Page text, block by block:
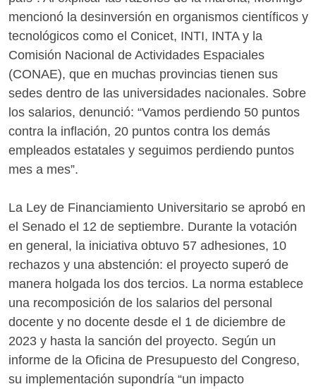
mencionó la desinversión en organismos científicos y
tecnológicos como el Conicet, INTI, INTA y la
Comisión Nacional de Actividades Espaciales
(CONAE), que en muchas provincias tienen sus
sedes dentro de las universidades nacionales. Sobre
los salarios, denunció: “Vamos perdiendo 50 puntos
contra la inflación, 20 puntos contra los demás
empleados estatales y seguimos perdiendo puntos
mes a mes”.
La Ley de Financiamiento Universitario se aprobó en
el Senado el 12 de septiembre. Durante la votación
en general, la iniciativa obtuvo 57 adhesiones, 10
rechazos y una abstención: el proyecto superó de
manera holgada los dos tercios. La norma establece
una recomposición de los salarios del personal
docente y no docente desde el 1 de diciembre de
2023 y hasta la sanción del proyecto. Según un
informe de la Oficina de Presupuesto del Congreso,
su implementación supondría “un impacto